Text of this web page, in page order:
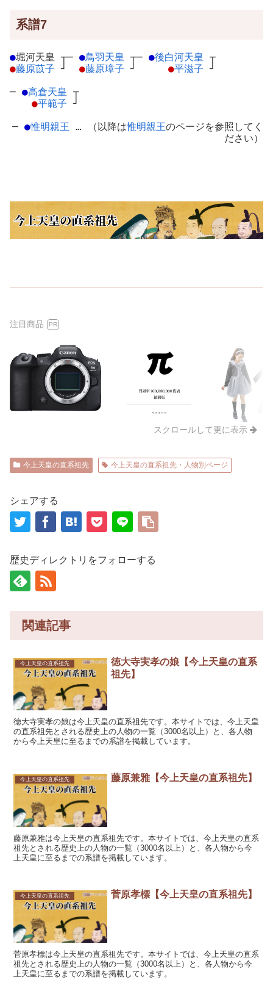
系譜7
●堀河天皇 ┬
●藤原苡子 ┘
─ ●鳥羽天皇 ┬
●藤原璋子 ┘
─ ●後白河天皇 ┬
●平滋子 ┘
─ ●高倉天皇 ┬
●平範子 ┘
─ ●惟明親王 … （以降は惟明親王のページを参照してく
ださい）
注目商品 PR
スクロールして更に表示
今上天皇の直系祖先 今上天皇の直系祖先・人物別ページ
シェアする
歴史ディレクトリをフォローする
関連記事
今上天皇の直系祖先
徳大寺実孝の娘【今上天皇の直系
祖先】
徳大寺実孝の娘は今上天皇の直系祖先です。本サイトでは、今上天皇
の直系祖先とされる歴史上の人物の一覧（3000名以上）と、各人物
から今上天皇に至るまでの系譜を掲載しています。
今上天皇の直系祖先 藤原兼雅【今上天皇の直系祖先】
藤原兼雅は今上天皇の直系祖先です。本サイトでは、今上天皇の直系
祖先とされる歴史上の人物の一覧（3000名以上）と、各人物から今
上天皇に至るまでの系譜を掲載しています。
今上天皇の直系祖先 菅原孝標【今上天皇の直系祖先】
菅原孝標は今上天皇の直系祖先です。本サイトでは、今上天皇の直系
祖先とされる歴史上の人物の一覧（3000名以上）と、各人物から今
上天皇に至るまでの系譜を掲載しています。